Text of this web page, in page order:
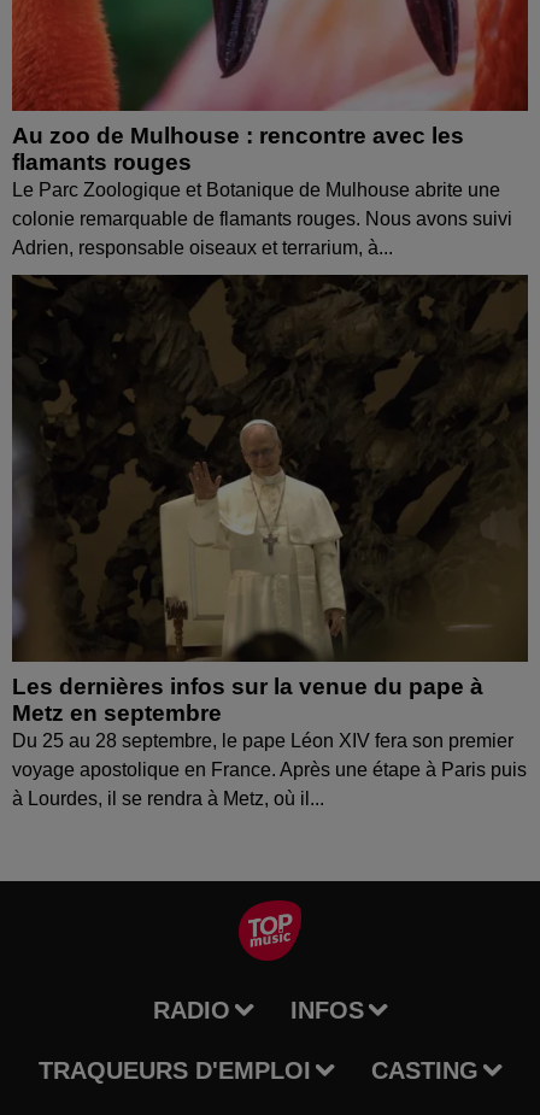
Au zoo de Mulhouse : rencontre avec les
flamants rouges
Le Parc Zoologique et Botanique de Mulhouse abrite une
colonie remarquable de flamants rouges. Nous avons suivi
Adrien, responsable oiseaux et terrarium, à...
Les dernières infos sur la venue du pape à
Metz en septembre
Du 25 au 28 septembre, le pape Léon XIV fera son premier
voyage apostolique en France. Après une étape à Paris puis
à Lourdes, il se rendra à Metz, où il...
RADIO INFOS
TRAQUEURS D'EMPLOI CASTING